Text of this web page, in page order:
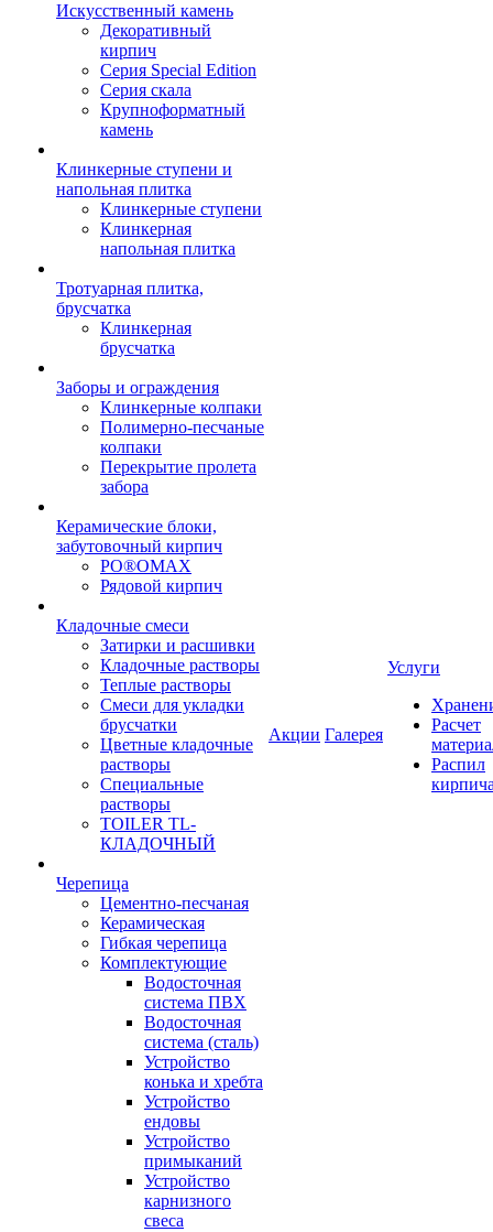
Искусственный камень
Декоративный
кирпич
Серия Special Edition
Серия скала
Крупноформатный
камень
Клинкерные ступени и
напольная плитка
Клинкерные ступени
Клинкерная
напольная плитка
Тротуарная плитка,
брусчатка
Клинкерная
брусчатка
Заборы и ограждения
Клинкерные колпаки
Полимерно-песчаные
колпаки
Перекрытие пролета
забора
Керамические блоки,
забутовочный кирпич
PO®OMAX
Рядовой кирпич
Кладочные смеси
Затирки и расшивки
Кладочные растворы
Теплые растворы
Смеси для укладки
брусчатки
Цветные кладочные
растворы
Специальные
растворы
TOILER TL-
КЛАДОЧНЫЙ
Черепица
Цементно-песчаная
Керамическая
Гибкая черепица
Комплектующие
Водосточная
система ПВХ
Водосточная
система (сталь)
Устройство
конька и хребта
Устройство
ендовы
Устройство
примыканий
Устройство
карнизного
свеса
Акции Галерея
Услуги
Расчет
Распил